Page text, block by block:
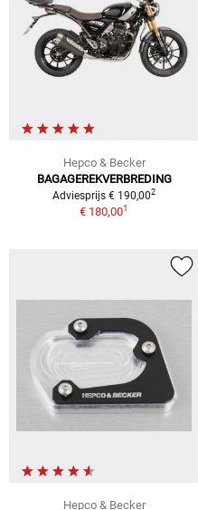
Hepco & Becker
BAGAGEREKVERBREDING
Adviesprijs € 190,002
€ 180,001
Hepco & Becker